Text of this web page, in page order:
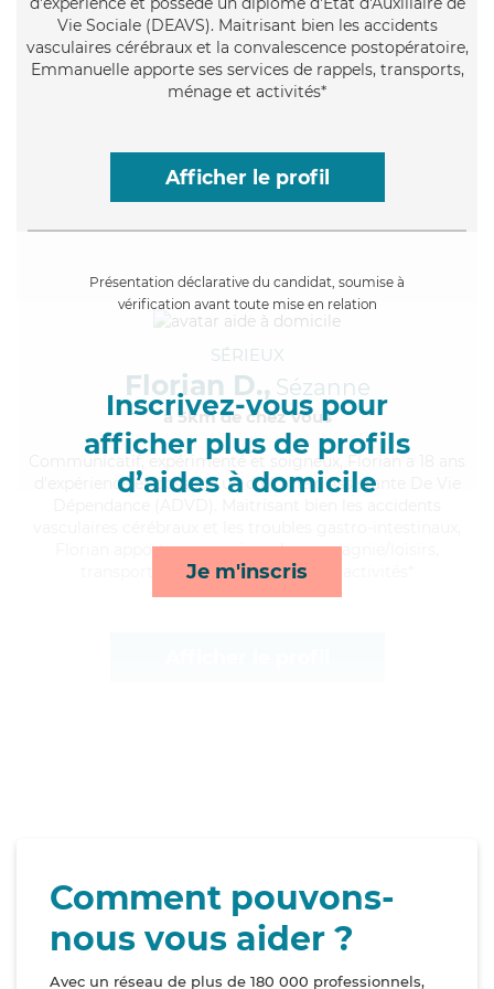
Vie Sociale (DEAVS). Maitrisant bien les accidents
vasculaires cérébraux et la convalescence postopératoire,
Emmanuelle apporte ses services de rappels, transports,
ménage et activités*
Afficher le profil
Présentation déclarative du candidat, soumise à
vérification avant toute mise en relation
Inscrivez-vous pour
afficher plus de profils
d’aides à domicile
Je m'inscris
SÉRIEUX
Florian D., Sézanne
à 5km de chez Vous
, expérimenté et soigneux, Florian a 18 ans
d'expérience et possède un diplôme d'Assistante De Vie
Florian apporte ses services de compagnie/loisirs,
transports, surveillance de nuit et activités*
Comment pouvons-
nous vous aider ?
Avec un réseau de plus de 180 000 professionnels,